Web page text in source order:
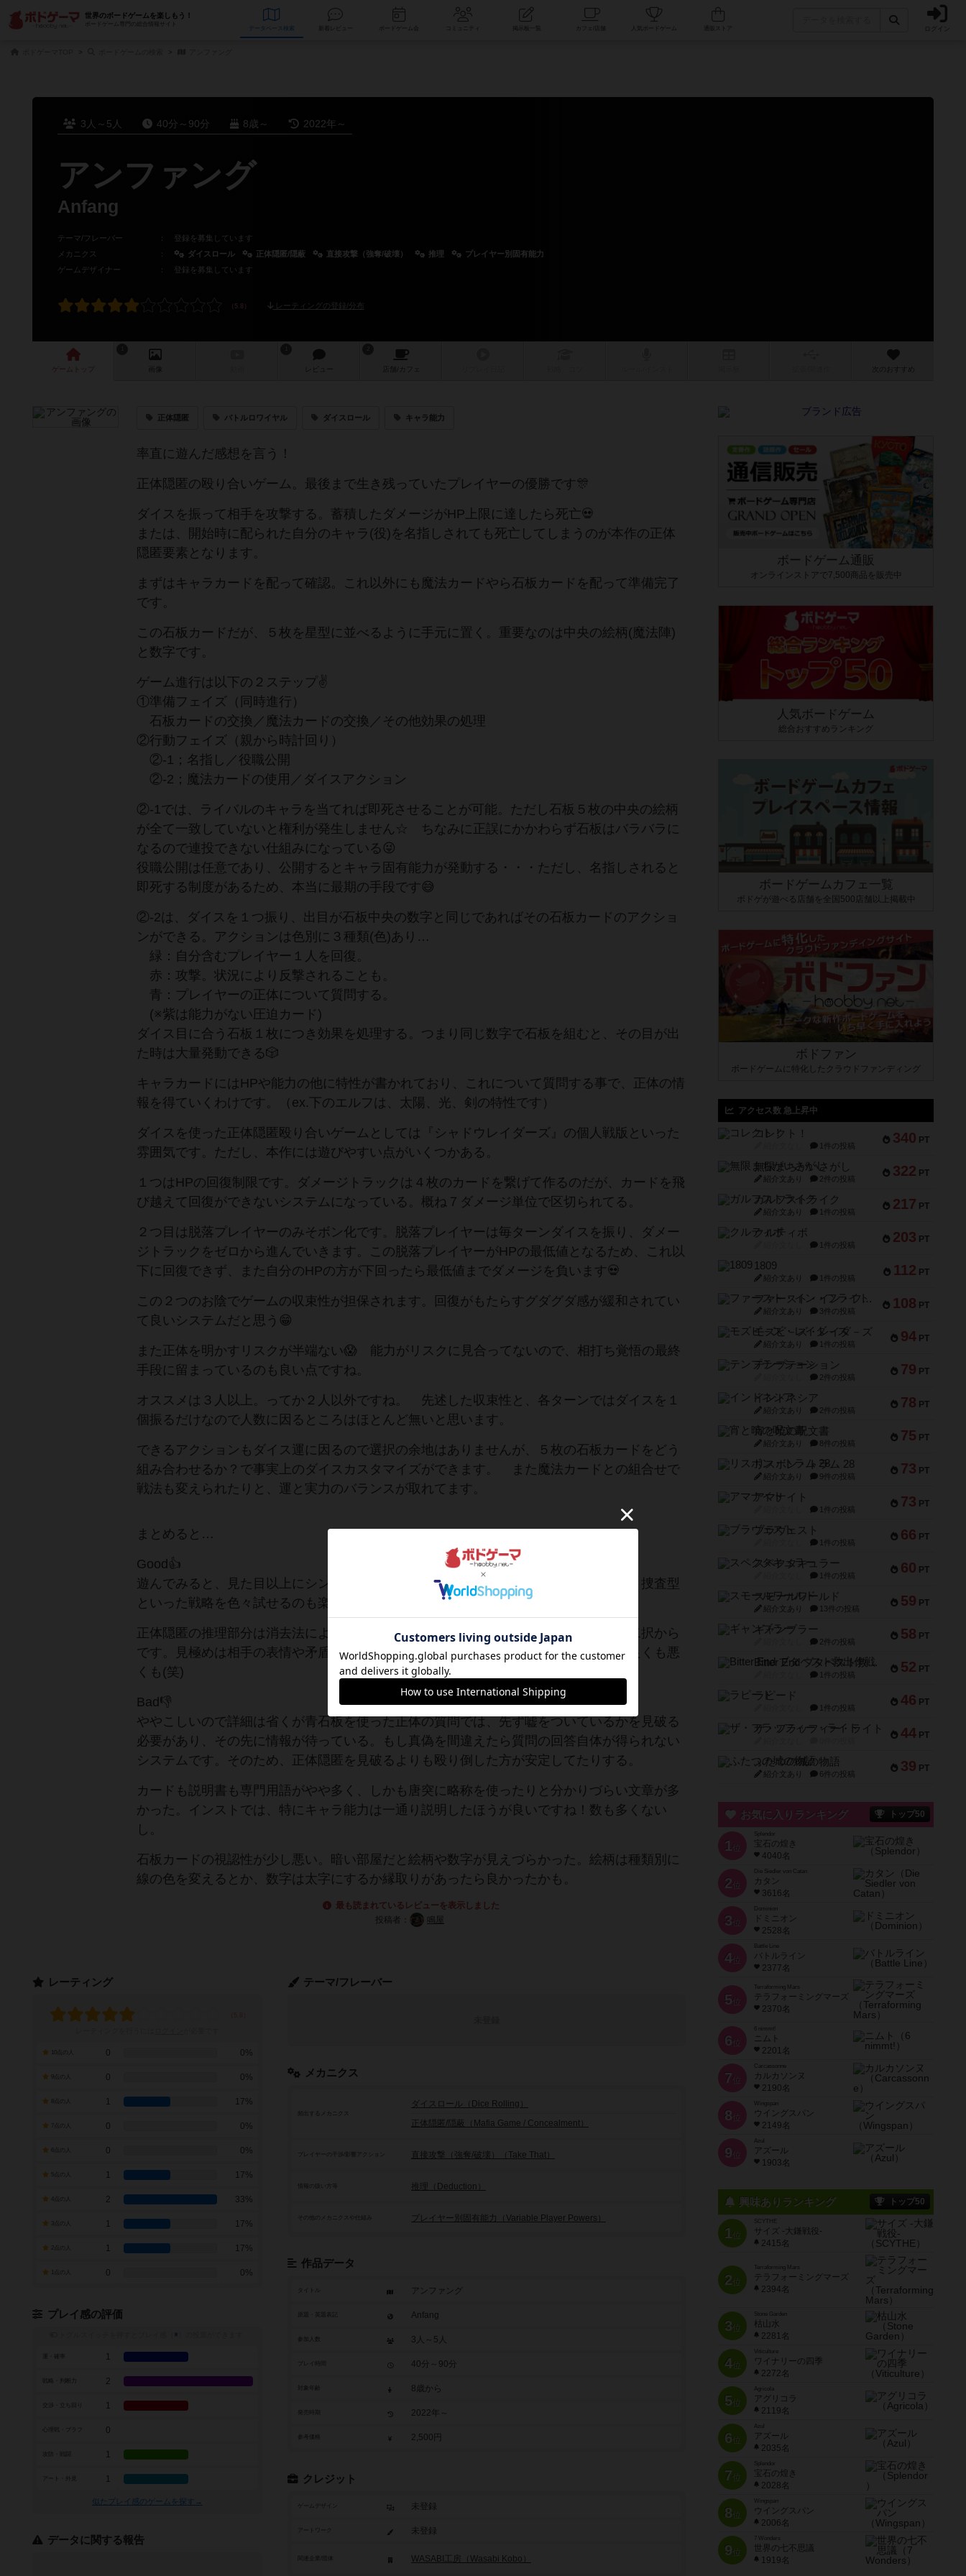
世界のボードゲームを楽しもう！
ボードゲーム専門の総合情報サイト
データベース コミュニティ 人気ボードゲーム ログイン
3人～5人 40分～90分 8歳～ 2022年～
アンファング
Anfang
テーマ/フレーバー ：
登録を募集しています
メカニクス
： ダイスロール 正体隠匿/隠蔽 直接攻撃（強奪/破壊） 推理
プレイヤー別固有能力
ゲームデザイナー
： 登録を募集しています
レーティングの登録/分布
ゲーム 画像 レビュー 店舗/ カフェ 次のおすすめ
正体隠匿 バトルロワイヤル ダイスロール キャラ能力
率直に遊んだ感想を言う！
正体隠匿の殴り合いゲーム。最後まで生き残っていたプレイヤーの優勝です🎊
ダイスを振って相手を攻撃する。蓄積したダメージがHP上限に達したら死亡💀
または、開始時に配られた自分のキャラ(役)を名指しされても死亡してしまうのが本作の正体
隠匿要素となります。
まずはキャラカードを配って確認。これ以外にも魔法カードやら石板カードを配って準備完了
です。
この石板カードだが、５枚を星型に並べるように手元に置く。重要なのは中央の絵柄(魔法陣)
と数字です。
ゲーム進行は以下の２ステップ✌
①準備フェイズ（同時進行）
石板カードの交換／魔法カードの交換／その他効果の処理
②行動フェイズ（親から時計回り）
②-1；名指し／役職公開
②-2；魔法カードの使用／ダイスアクション
②-1では、ライバルのキャラを当てれば即死させることが可能。ただし石板５枚の中央の絵柄
が全て一致していないと権利が発生しません☆ ちなみに正誤にかかわらず石板はバラバラに
なるので連投できない仕組みになっている😜
役職公開は任意であり、公開するとキャラ固有能力が発動する・・・ただし、名指しされると
即死する制度があるため、本当に最期の手段です😅
②-2は、ダイスを１つ振り、出目が石板中央の数字と同じであればその石板カードのアクショ
ンができる。アクションは色別に３種類(色)あり…
緑：自分含むプレイヤー１人を回復。
赤：攻撃。状況により反撃されることも。
青：プレイヤーの正体について質問する。
(※紫は能力がない圧迫カード)
ダイス目に合う石板１枚につき効果を処理する。つまり同じ数字で石板を組むと、その目が出
た時は大量発動できる🎲
キャラカードにはHPや能力の他に特性が書かれており、これについて質問する事で、正体の情
報を得ていくわけです。（ex.下のエルフは、太陽、光、剣の特性です）
ダイスを使った正体隠匿殴り合いゲームとしては『シャドウレイダーズ』の個人戦版といった
雰囲気です。ただし、本作には遊びやすい点がいくつかある。
１つはHPの回復制限です。ダメージトラックは４枚のカードを繋げて作るのだが、カードを飛
び越えて回復ができないシステムになっている。概ね７ダメージ単位で区切られてる。
２つ目は脱落プレイヤーのみそボン化です。脱落プレイヤーは毎ターンダイスを振り、ダメー
ジトラックをゼロから進んでいきます。この脱落プレイヤーがHPの最低値となるため、これ以
下に回復できず、また自分のHPの方が下回ったら最低値までダメージを負います💀
この２つのお陰でゲームの収束性が担保されます。回復がもたらすグダグダ感が緩和されてい
て良いシステムだと思う😁
また正体を明かすリスクが半端ない😱 能力がリスクに見合ってないので、相打ち覚悟の最終
手段に留まっているのも良い点ですね。
オススメは３人以上。ってか２人以外ですね。 先述した収束性と、各ターンではダイスを１
個振るだけなので人数に因るところはほとんど無いと思います。
できるアクションもダイス運に因るので選択の余地はありませんが、５枚の石板カードをどう
組み合わせるか？で事実上のダイスカスタマイズができます。 また魔法カードとの組合せで
戦法も変えられたりと、運と実力のバランスが取れてます。
まとめると…
Good👍️
遊んでみると、見た目以上にシンプルなルールと気づく。また、攻撃型、バランス型、捜査型
といった戦略を色々試せるのも楽しませてもらえる要素です。
正体隠匿の推理部分は消去法による絞り込みですし、嘘をつくこともありますが結局二択から
です。見極めは相手の表情や矛盾を付くようなものではないため緊張感はゼロです。良くも悪
くも(笑)
Bad👎️
ややこしいので詳細は省くが青石板を使った正体の質問では、先ず嘘をついているかを見破る
必要があり、その先に情報が待っている。もし真偽を間違えたら質問の回答自体が得られない
システムです。そのため、正体隠匿を見破るよりも殴り倒した方が安定してたりする。
カードも説明書も専門用語がやや多く、しかも唐突に略称を使ったりと分かりづらい文章が多
かった。インストでは、特にキャラ能力は一通り説明したほうが良いですね！数も多くない
し。
石板カードの視認性が少し悪い。暗い部屋だと絵柄や数字が見えづらかった。絵柄は種類別に
線の色を変えるとか、数字は太字にするか縁取りがあったら良かったかも。
最も読まれているレビューを表示しました
投稿者：
鳴屋
テーマ/フレーバー
メカニクス
頻出するメカニクス
ダイスロール（Dice Rolling）
正体隠匿/隠蔽（Mafia Game / Concealment）
プレイヤーの干渉/影響アクション 直接攻撃（強奪/破壊）（Take That）
推理（Deduction）
その他のメカニクスや仕組み プレイヤー別固有能力（Variable Player Powers）
作品データ
タイトル アンファング
Anfang
参加人数 3人～5人
40分～90分
8歳から
2022年～
参考価格 2,500円
クレジット
ゲームデザイン 未登録
アートワーク 未登録
WASABI工房（Wasabi Kobo）
レーティング
0 0%
0 0%
1 17%
7点の人 0 0%
0 0%
1 17%
2 33%
1 17%
1 17%
0 0%
プレイ感の評価
※
1
戦略・判断力 2
1
0
1
アート・外見 1
似たプレイ感のゲームを探す→
データに関する報告
ボードゲーム通販
オンラインストアで7,500商品を販売中
人気ボードゲーム
総合おすすめランキング
ボードゲームカフェ一覧
ボドゲが遊べる店舗を全国500店舗以上掲載中
ボドファン
ボードゲームに特化したクラウドファンディング
アクセス数 急上昇中
340 PT
コレクト！
1件の投稿
322 PT
無限まちがいさがし
紹介文あり 2件の投稿
217 PT
ガルフストライク
紹介文あり 1件の投稿
203 PT
クルティボ
1件の投稿
112 PT
1809
紹介文あり 1件の投稿
108 PT
ファースト・イン・フライト
紹介文あり 3件の投稿
94 PT
モズビ－ズ・レイダ－ズ
紹介文あり 1件の投稿
79 PT
テンプテーション
2件の投稿
78 PT
インドネシア
紹介文あり 2件の投稿
75 PT
宵と暁の呪文書
紹介文あり 8件の投稿
73 PT
リスボン・トラム 28
紹介文あり 9件の投稿
73 PT
アマナイト
1件の投稿
66 PT
ブラヴェスト
1件の投稿
60 PT
スペクタキュラー
1件の投稿
59 PT
スモールワールド
紹介文あり 13件の投稿
58 PT
ギャンブラー
2件の投稿
52 PT
Bitter End ブタペスト救出作戦
1件の投稿
46 PT
ラピード
1件の投稿
44 PT
ザ・フラッフィー・ライト
39 PT
ふたつの城の物語
紹介文あり 6件の投稿
お気に入りランキング トップ50
1 位
宝石の煌き
4040名
2 位
Die Siedler von Catan
カタン
3616名
3 位
ドミニオン
2528名
4位
Battle Line
バトルライン
2377名
5 位
Terraforming Mars
テラフォーミングマーズ
2370名
6 位
ニムト
2201名
7 位
Carcassonne
カルカソンヌ
2190名
8 位
Wingspan
ウイングスパン
2149名
9 位
Azul
アズール
1903名
興味ありランキング トップ50
1位
SCYTHE
サイズ -大鎌戦役-
2415名
2位
Terraforming Mars
テラフォーミングマーズ
2394名
3位
Stone Garden
枯山水
2281名
4位
Viticulture
ワイナリーの四季
2272名
5位
Agricola
アグリコラ
2119名
6位
Azul
アズール
2035名
7位
宝石の煌き
2028名
8位
Wingspan
ウイングスパン
2006名
9位
7 Wonders
世界の七不思議
1919名